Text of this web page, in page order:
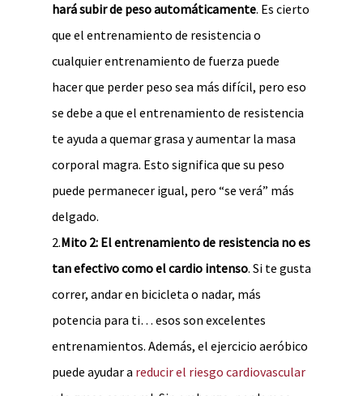
hará subir de peso automáticamente. Es cierto
que el entrenamiento de resistencia o
cualquier entrenamiento de fuerza puede
hacer que perder peso sea más difícil, pero eso
se debe a que el entrenamiento de resistencia
te ayuda a quemar grasa y aumentar la masa
corporal magra. Esto significa que su peso
puede permanecer igual, pero “se verá” más
delgado.
2.Mito 2: El entrenamiento de resistencia no es
tan efectivo como el cardio intenso. Si te gusta
correr, andar en bicicleta o nadar, más
potencia para ti… esos son excelentes
entrenamientos. Además, el ejercicio aeróbico
puede ayudar a reducir el riesgo cardiovascular